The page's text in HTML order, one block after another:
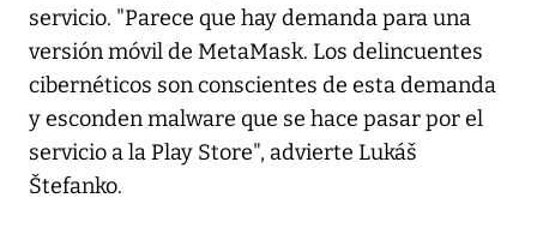
servicio. "Parece que hay demanda para una
versión móvil de MetaMask. Los delincuentes
cibernéticos son conscientes de esta demanda
y esconden malware que se hace pasar por el
servicio a la Play Store", advierte Lukáš
Štefanko.